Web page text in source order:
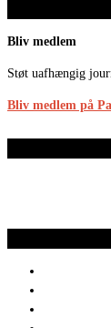
Bliv medlem
Støt uafhængig
Bliv medlem på